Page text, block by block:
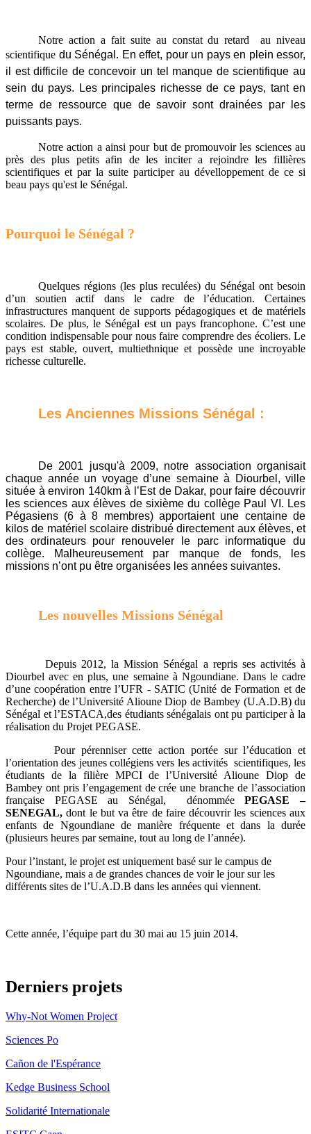
Notre action a fait suite au constat du retard au niveau
scientifique du Sénégal . En effet, pour un pays en plein essor,
il est difficile de concevoir un tel manque de scientifique au
sein du pays. Les principales richesse de ce pays, tant en
terme de ressource que de savoir sont drainées par les
puissants pays.
Notre action a ainsi pour but de promouvoir les sciences au
près des plus petits afin de les inciter a rejoindre les fillières
scientifiques et par la suite participer au dévelloppement de ce si
beau pays qu'est le Sénégal.
Pourquoi le Sénégal ?
Quelques régions (les plus reculées) du Sénégal ont besoin
d’un soutien actif dans le cadre de l’éducation. Certaines
infrastructures manquent de supports pédagogiques et de matériels
scolaires. De plus, le Sénégal est un pays francophone. C’est une
condition indispensable pour nous faire comprendre des écoliers. Le
pays est stable, ouvert, multiethnique et possède une incroyable
richesse culturelle.
Les Anciennes Missions Sénégal :
De 2001 jusqu'à 2009, notre association organisait
chaque année un voyage d’une semaine à Diourbel, ville
située à environ 140km à l’Est de Dakar, pour faire découvrir
les sciences aux élèves de sixième du collège Paul VI. Les
Pégasiens (6 à 8 membres) apportaient une centaine de
kilos de matériel scolaire distribué directement aux élèves, et
des ordinateurs pour renouveler le parc informatique du
collège. Malheureusement par manque de fonds, les
missions n’ont pu être organisées les années suivantes.
Les nouvelles Missions Sénégal
Depuis 2012, la Mission Sénégal a repris ses activités à
Diourbel avec en plus, une semaine à Ngoundiane. Dans le cadre
d’une coopération entre l’UFR - SATIC (Unité de Formation et de
Recherche) de l’Université Alioune Diop de Bambey (U.A.D.B) du
Sénégal et l’ESTACA,des étudiants sénégalais ont pu participer à la
réalisation du Projet PEGASE.
Pour pérenniser cette action portée sur l’éducation et
l’orientation des jeunes collégiens vers les activités scientifiques, les
étudiants de la filière MPCI de l’Université Alioune Diop de
Bambey ont pris l’engagement de crée une branche de l’association
française PEGASE au Sénégal, dénomméePEGASE –
SENEGAL, dont le but va être de faire découvrir les sciences aux
enfants de Ngoundiane de manière fréquente et dans la durée
(plusieurs heures par semaine, tout au long de l’année).
Pour l’instant, le projet est uniquement basé sur le campus de
Ngoundiane, mais a de grandes chances de voir le jour sur les
différents sites de l’U.A.D.B dans les années qui viennent.
Cette année, l’équipe part du 30 mai au 15 juin 2014.
Derniers projets
Why-Not Women Project
Sciences Po
Cañon de l'Espérance
Kedge Business School
Solidarité Internationale